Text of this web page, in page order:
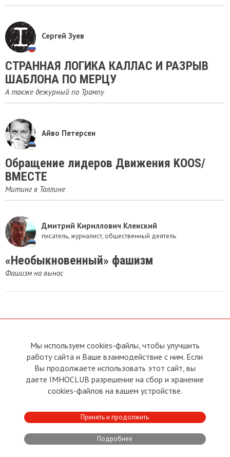
Сергей Зуев
​СТРАННАЯ ЛОГИКА КАЛЛАС И РАЗРЫВ
ШАБЛОНА ПО МЕРЦУ
А также дежурный по Трампу
Айво Петерсен
Обращение лидеров Движения KOOS/
ВМЕСТЕ
Митинг в Таллине
Дмитрий Кириллович Кленский
писатель, журналист, общественный деятель
«Необыкновенный» фашизм
Фашизм на вынос
О сайте
Условия пользования
Политика конфиденциальности
Прямая связь с
Председателем
Прямая связь c членами клуба
Реклама
Контакты
Developed by:CRA
Club
Мы используем cookies-файлы, чтобы улучшить
работу сайта и Ваше взаимодействие с ним. Если
Вы продолжаете использовать этот сайт, вы
даете IMHOCLUB разрешение на сбор и хранение
cookies-файлов на вашем устройстве.
Принять и продолжить
Подробнее